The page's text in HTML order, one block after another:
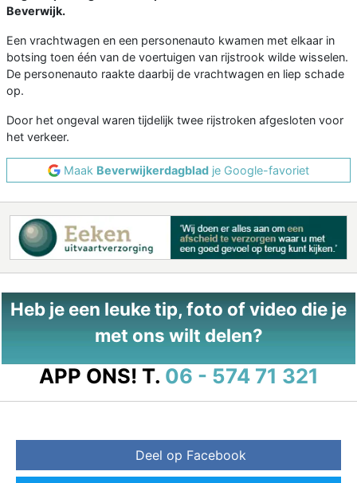
Beverwijk.
Een vrachtwagen en een personenauto kwamen met elkaar in
botsing toen één van de voertuigen van rijstrook wilde wisselen.
De personenauto raakte daarbij de vrachtwagen en liep schade
op.
Door het ongeval waren tijdelijk twee rijstroken afgesloten voor
het verkeer.
Maak Beverwijkerdagblad je Google-favoriet
Heb je een leuke tip, foto of video die je
met ons wilt delen?
APP ONS! T. 06 - 574 71 321
Deel op Facebook